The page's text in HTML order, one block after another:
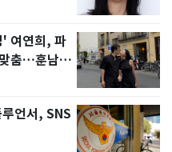
' 여연희, 파
춤…훈남이
언서, SNS